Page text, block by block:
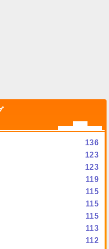
136
123
123
119
115
115
115
113
112